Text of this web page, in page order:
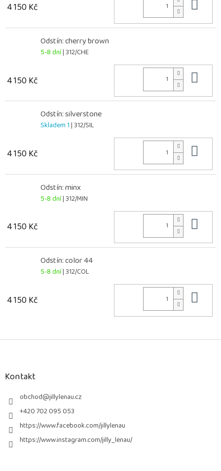
4 150 Kč
Odstín: cherry brown
5-8 dní| 312/CHE
4 150 Kč
Odstín: silverstone
Skladem 1| 312/SIL
4 150 Kč
Odstín: minx
5-8 dní| 312/MIN
4 150 Kč
Odstín: color 44
5-8 dní| 312/COL
4 150 Kč
Z
Kontakt
obchod@jillylenau.cz
+420 702 095 053
https://www.facebook.com/jillylenau
https://www.instagram.com/jilly_lenau/